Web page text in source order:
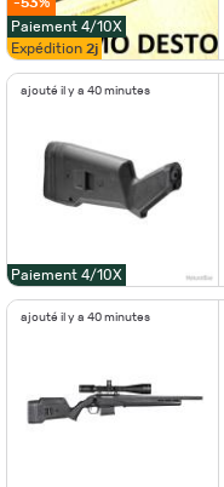
-53%
Paiement 4/10X
Expédition 2j
ajouté il y a 40 minutes
Paiement 4/10X
ajouté il y a 40 minutes